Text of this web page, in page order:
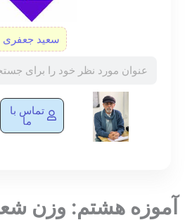
سعید جعفری
تماس با
هشتم: وزن شعر